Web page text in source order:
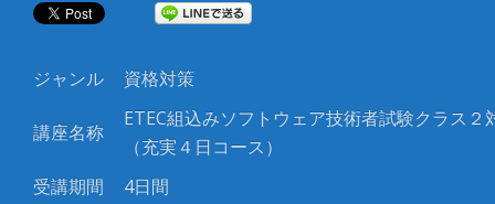
ジャンル 資格対策
講座名称
ETEC組込みソフトウェア技術者試験クラス２
（充実４日コース）
受講期間
4日間